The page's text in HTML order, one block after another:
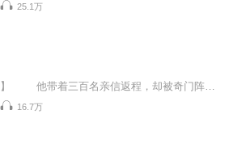
25.1万
16.7万